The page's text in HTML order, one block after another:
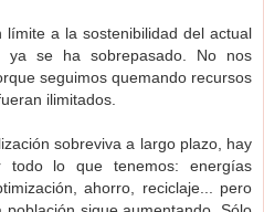
límite a la sostenibilidad del actual
ya se ha sobrepasado. No nos
seguimos quemando recursos
ilimitados.
sobreviva a largo plazo, hay
todo lo que tenemos: energías
ahorro, reciclaje... pero